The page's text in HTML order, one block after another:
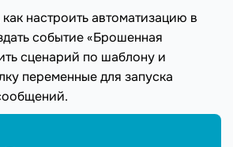
настроить автоматизацию в
событие «Брошенная
сценарий по шаблону и
переменные для запуска